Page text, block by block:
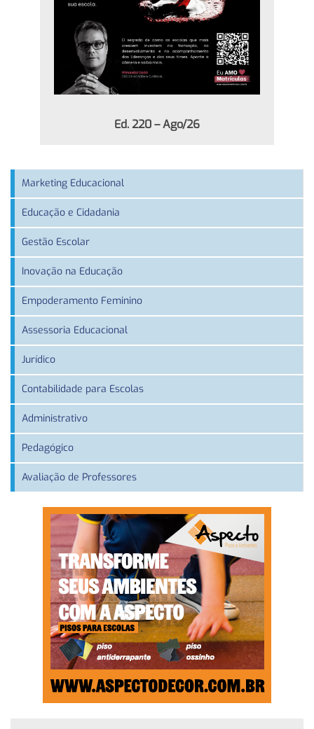
Ed. 220 – Ago/26
Marketing Educacional
Educação e Cidadania
Gestão Escolar
Inovação na Educação
Empoderamento Feminino
Assessoria Educacional
Jurídico
Contabilidade para Escolas
Administrativo
Pedagógico
Avaliação de Professores